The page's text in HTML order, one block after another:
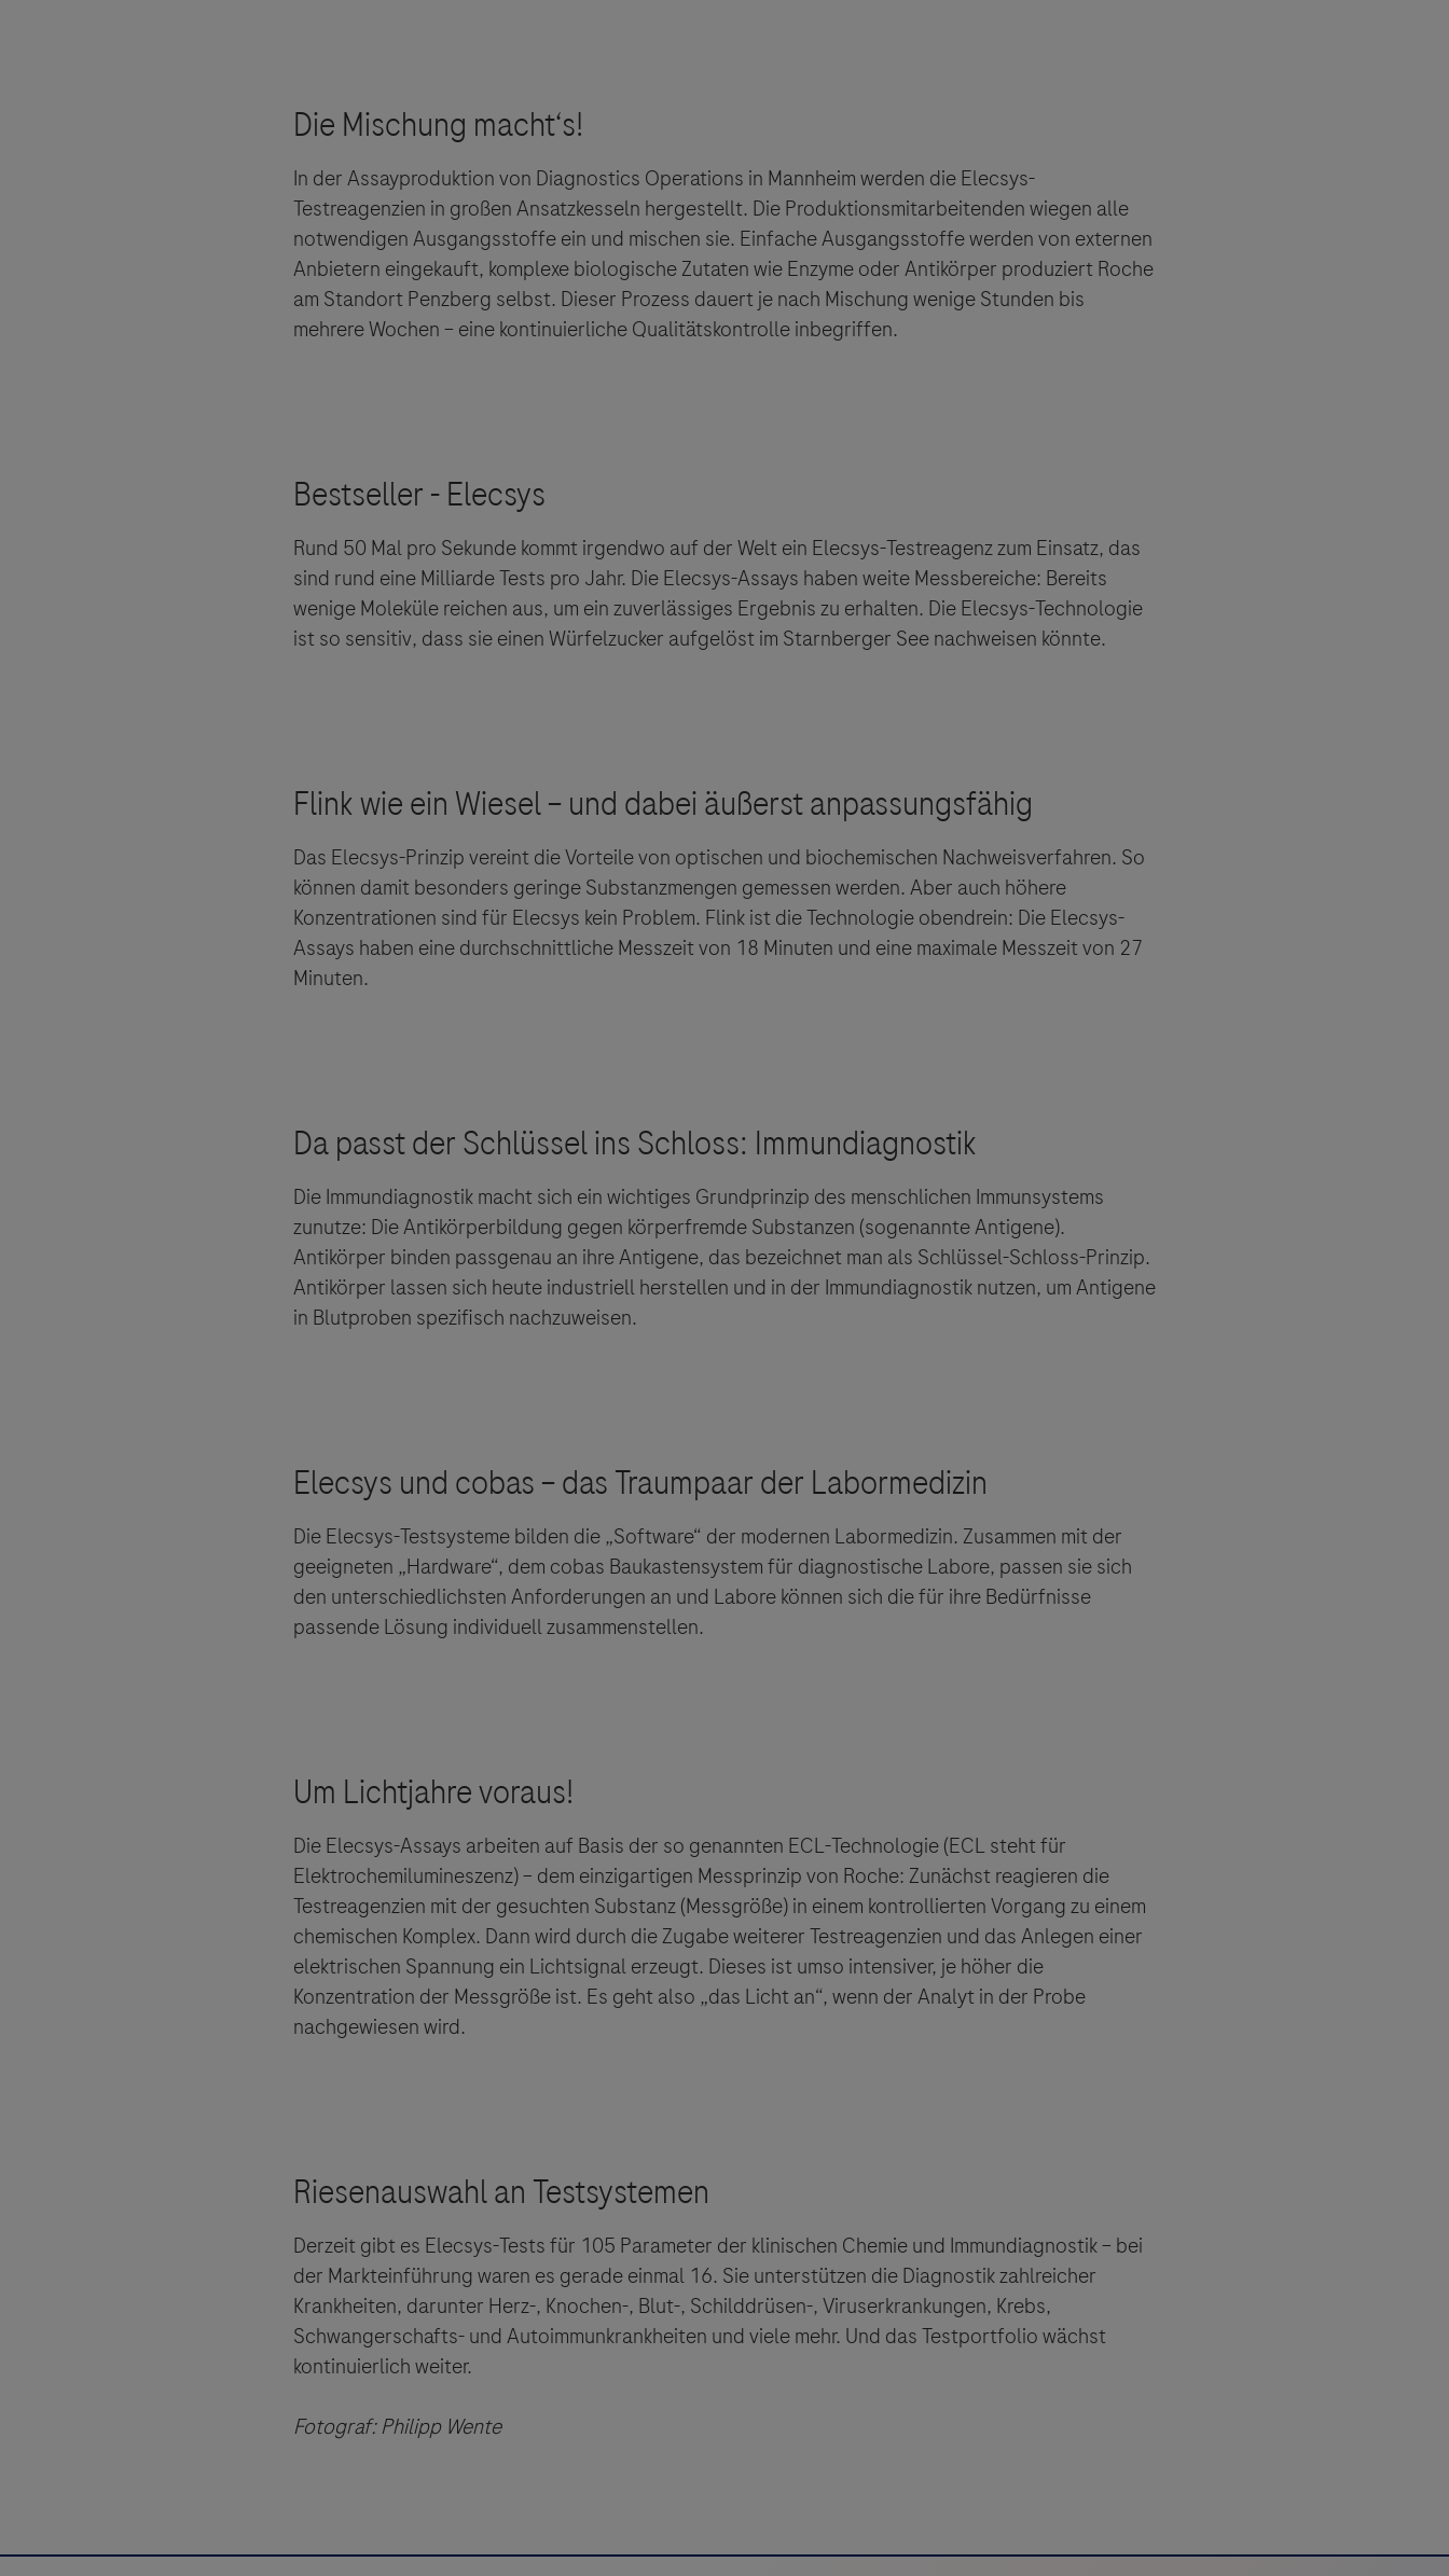
In der Assayproduktion von Diagnostics Operations in Mannheim werden die Elecsys-
Testreagenzien in großen Ansatzkesseln hergestellt. Die Produktionsmitarbeitenden wiegen alle
notwendigen Ausgangsstoffe ein und mischen sie. Einfache Ausgangsstoffe werden von externen
Anbietern eingekauft, komplexe biologische Zutaten wie Enzyme oder Antikörper produziert Roche
am Standort Penzberg selbst. Dieser Prozess dauert je nach Mischung wenige Stunden bis
mehrere Wochen – eine kontinuierliche Qualitätskontrolle inbegriffen.
Rund 50 Mal pro Sekunde kommt irgendwo auf der Welt ein Elecsys-Testreagenz zum Einsatz, das
sind rund eine Milliarde Tests pro Jahr. Die Elecsys-Assays haben weite Messbereiche: Bereits
wenige Moleküle reichen aus, um ein zuverlässiges Ergebnis zu erhalten. Die Elecsys-Technologie
ist so sensitiv, dass sie einen Würfelzucker aufgelöst im Starnberger See nachweisen könnte.
Das Elecsys-Prinzip vereint die Vorteile von optischen und biochemischen Nachweisverfahren. So
können damit besonders geringe Substanzmengen gemessen werden. Aber auch höhere
Konzentrationen sind für Elecsys kein Problem. Flink ist die Technologie obendrein: Die Elecsys-
Assays haben eine durchschnittliche Messzeit von 18 Minuten und eine maximale Messzeit von 27
Minuten.
Die Immundiagnostik macht sich ein wichtiges Grundprinzip des menschlichen Immunsystems
zunutze: Die Antikörperbildung gegen körperfremde Substanzen (sogenannte Antigene).
Antikörper binden passgenau an ihre Antigene, das bezeichnet man als Schlüssel-Schloss-Prinzip.
Antikörper lassen sich heute industriell herstellen und in der Immundiagnostik nutzen, um Antigene
in Blutproben spezifisch nachzuweisen.
Die Elecsys-Testsysteme bilden die „Software“ der modernen Labormedizin. Zusammen mit der
geeigneten „Hardware“, dem cobas Baukastensystem für diagnostische Labore, passen sie sich
den unterschiedlichsten Anforderungen an und Labore können sich die für ihre Bedürfnisse
passende Lösung individuell zusammenstellen.
Die Elecsys-Assays arbeiten auf Basis der so genannten ECL-Technologie (ECL steht für
Elektrochemilumineszenz) – dem einzigartigen Messprinzip von Roche: Zunächst reagieren die
Testreagenzien mit der gesuchten Substanz (Messgröße) in einem kontrollierten Vorgang zu einem
chemischen Komplex. Dann wird durch die Zugabe weiterer Testreagenzien und das Anlegen einer
elektrischen Spannung ein Lichtsignal erzeugt. Dieses ist umso intensiver, je höher die
Konzentration der Messgröße ist. Es geht also „das Licht an“, wenn der Analyt in der Probe
nachgewiesen wird.
Derzeit gibt es Elecsys-Tests für 105 Parameter der klinischen Chemie und Immundiagnostik – bei
der Markteinführung waren es gerade einmal 16. Sie unterstützen die Diagnostik zahlreicher
Krankheiten, darunter Herz-, Knochen-, Blut-, Schilddrüsen-, Viruserkrankungen, Krebs,
Schwangerschafts- und Autoimmunkrankheiten und viele mehr. Und das Testportfolio wächst
kontinuierlich weiter.
Fotograf: Philipp Wente
Links zu Websites Dritter werden im Sinne des Servicegedankens angeboten.
Der Herausgeber äußert keine Meinung über den Inhalt von Websites Dritter
und lehnt ausdrücklich jegliche Verantwortung für Drittinformationen und